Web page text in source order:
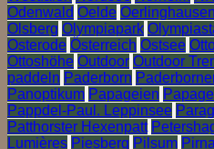
Odenwald Oelde Oerlinghausen
Olsberg Olympiapark
Osterode Österreich Ostsee
Ottoshöhe Outdoor Outdoor
paddeln Paderborn
Panoptikum Papageien
Pappdel-Paul. Leppinsee
Patthorster Hexenpatt
Lumières Piesberg Pilsum Pirna